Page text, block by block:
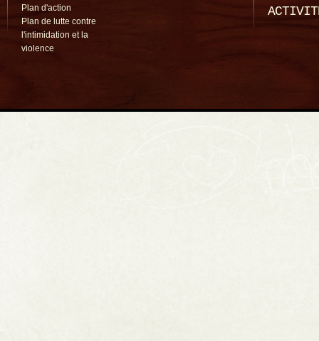
Plan d'action
Plan de lutte contre
l'intimidation et la
violence